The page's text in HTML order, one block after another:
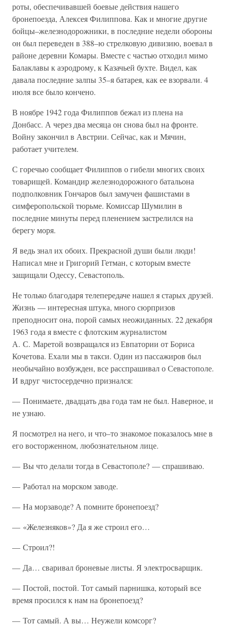
роты, обеспечивавшей боевые действия нашего
бронепоезда, Алексея Филиппова. Как и многие другие
бойцы–железнодорожники, в последние недели обороны
он был переведен в 388–ю стрелковую дивизию, воевал в
районе деревни Комары. Вместе с частью отходил мимо
Балаклавы к аэродрому, к Казачьей бухте. Видел, как
давала последние залпы 35–я батарея, как ее взорвали. 4
июля все было кончено.
В ноябре 1942 года Филиппов бежал из плена на
Донбасс. А через два месяца он снова был на фронте.
Войну закончил в Австрии. Сейчас, как и Мячин,
работает учителем.
С горечью сообщает Филиппов о гибели многих своих
товарищей. Командир железнодорожного батальона
подполковник Гончаров был замучен фашистами в
симферопольской тюрьме. Комиссар Шумилин в
последние минуты перед пленением застрелился на
берегу моря.
Я ведь знал их обоих. Прекрасной души были люди!
Написал мне и Григорий Гетман, с которым вместе
защищали Одессу, Севастополь.
Не только благодаря телепередаче нашел я старых друзей.
Жизнь — интересная штука, много сюрпризов
преподносит она, порой самых неожиданных. 22 декабря
1963 года я вместе с флотским журналистом
А. С. Маретой возвращался из Евпатории от Бориса
Кочетова. Ехали мы в такси. Один из пассажиров был
необычайно возбужден, все расспрашивал о Севастополе.
И вдруг чистосердечно признался:
— Понимаете, двадцать два года там не был. Наверное, и
не узнаю.
Я посмотрел на него, и что–то знакомое показалось мне в
его восторженном, любознательном лице.
— Вы что делали тогда в Севастополе? — спрашиваю.
— Работал на морском заводе.
— На морзаводе? А помните бронепоезд?
— «Железняков»? Да я же строил его…
— Строил?!
— Да… сваривал броневые листы. Я электросварщик.
— Постой, постой. Тот самый парнишка, который все
время просился к нам на бронепоезд?
— Тот самый. А вы… Неужели комсорг?